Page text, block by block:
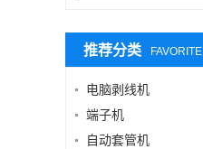
推荐分类 FAVORITE
电脑剥线机
端子机
自动套管机